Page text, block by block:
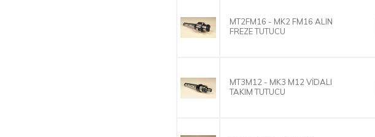
MT2FM16 - MK2 FM16 ALIN
FREZE TUTUCU
MT3M12 - MK3 M12 VİDALI
TAKIM TUTUCU